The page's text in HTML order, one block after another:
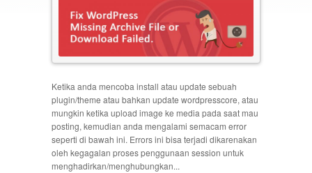
Ketika anda mencoba install atau update sebuah
plugin/theme atau bahkan update wordpresscore, atau
mungkin ketika upload image ke media pada saat mau
posting, kemudian anda mengalami semacam error
seperti di bawah ini. Errors ini bisa terjadi dikarenakan
oleh kegagalan proses penggunaan session untuk
menghadirkan/menghubungkan...